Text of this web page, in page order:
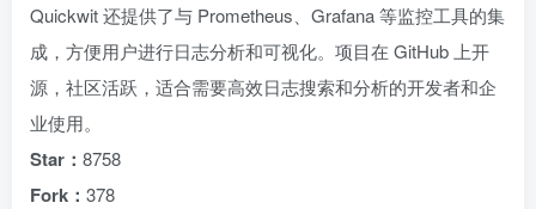
Quickwit 还提供了与 Prometheus、Grafana 等监控工具的集
成，方便用户进行日志分析和可视化。项目在 GitHub 上开
源，社区活跃，适合需要高效日志搜索和分析的开发者和企
业使用。
Star： 8758
Fork： 378